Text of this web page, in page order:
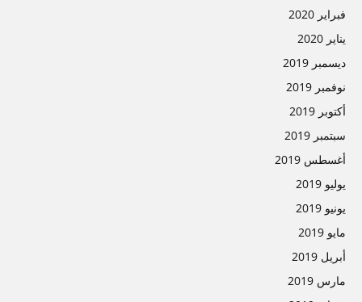
فبراير 2020
يناير 2020
ديسمبر 2019
نوفمبر 2019
أكتوبر 2019
سبتمبر 2019
أغسطس 2019
يوليو 2019
يونيو 2019
مايو 2019
أبريل 2019
مارس 2019